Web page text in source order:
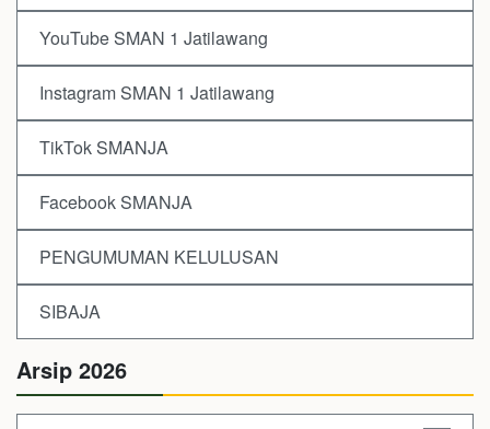
YouTube SMAN 1 Jatilawang
Instagram SMAN 1 Jatilawang
TikTok SMANJA
Facebook SMANJA
PENGUMUMAN KELULUSAN
SIBAJA
Arsip 2026